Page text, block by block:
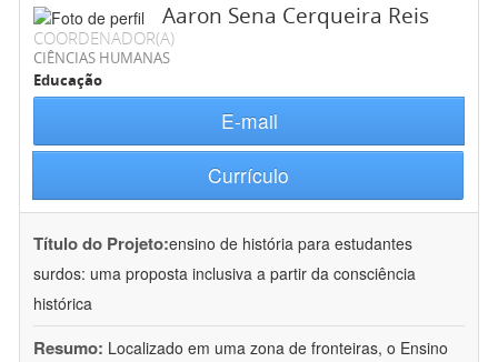
Aaron Sena Cerqueira Reis
COORDENADOR(A)
CIÊNCIAS HUMANAS
Educação
E-mail
Currículo
Título do Projeto:ensino de história para estudantes
surdos: uma proposta inclusiva a partir da consciência
histórica
Resumo: Localizado em uma zona de fronteiras, o Ensino